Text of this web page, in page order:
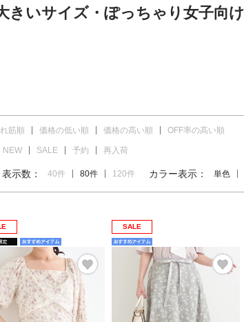
いサイズ・ぽっちゃり女子向け
筋順 価格の低い順 価格の高い順 OFF率の高い順
NEW SALE 予約 再入荷
表示数： 40件 80件 120件 カラー表示： 単色
SALE